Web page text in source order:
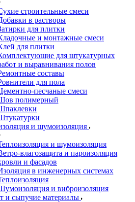
строительные смеси
в растворы
для плитки
и монтажные смеси
для плитки
для штукатурных
и выравнивания полов
составы
для пола
песчаные смеси
полимерный
и шумоизоляция
и шумоизоляция
влагозащита и пароизоляция
и фасадов
в инженерных системах
и виброизоляция
и сыпучие материалы